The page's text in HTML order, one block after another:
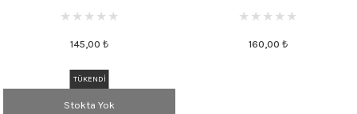
145,00 ₺ 160,00 ₺
TÜKENDİ
Stokta Yok